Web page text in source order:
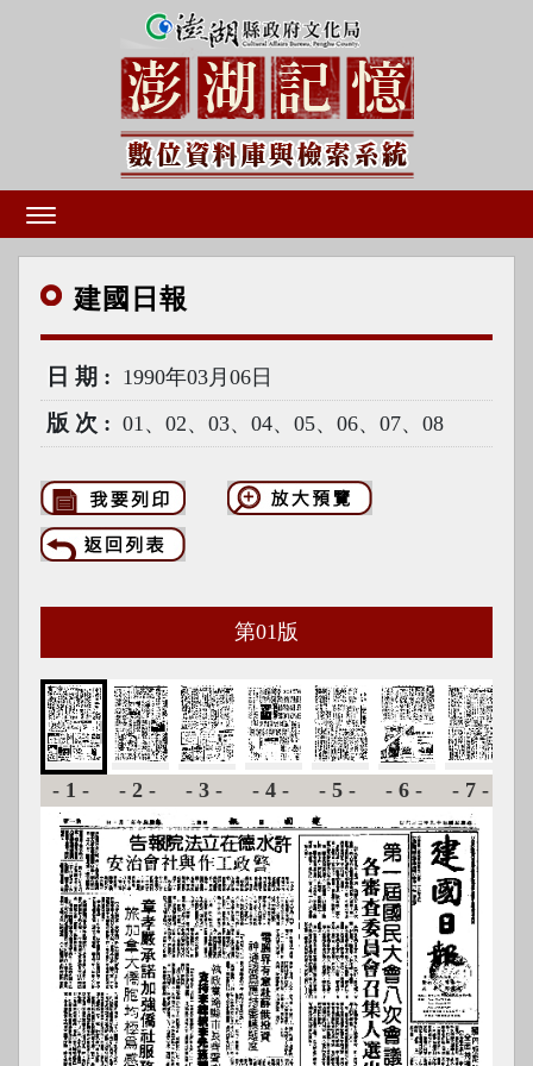
建國 日報
日期 1990年03月06日
版次 01、02、03、04、05、06、07、08
第01 版
-1- -2- -3- -4- -5- -6- -7-